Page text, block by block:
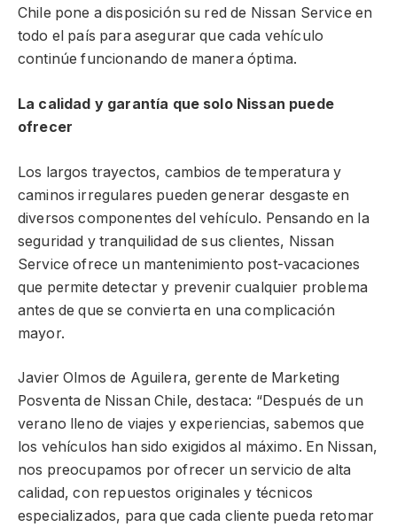
Chile pone a disposición su red de Nissan Service en
todo el país para asegurar que cada vehículo
continúe funcionando de manera óptima.
La calidad y garantía que solo Nissan puede
ofrecer
Los largos trayectos, cambios de temperatura y
caminos irregulares pueden generar desgaste en
diversos componentes del vehículo. Pensando en la
seguridad y tranquilidad de sus clientes, Nissan
Service ofrece un mantenimiento post-vacaciones
que permite detectar y prevenir cualquier problema
antes de que se convierta en una complicación
mayor.
Javier Olmos de Aguilera, gerente de Marketing
Posventa de Nissan Chile, destaca: “Después de un
verano lleno de viajes y experiencias, sabemos que
los vehículos han sido exigidos al máximo. En Nissan,
nos preocupamos por ofrecer un servicio de alta
calidad, con repuestos originales y técnicos
especializados, para que cada cliente pueda retomar